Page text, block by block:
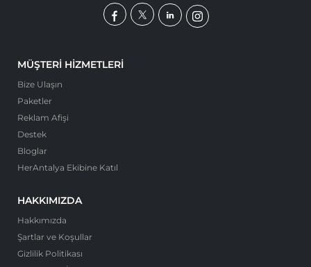
MÜŞTERI HIZMETLERI
Bize Ulaşın
Paketler
Reklam Afişi
Destek
Bloglar
HerAntalya Ekibine Katıl
HAKKIMIZDA
Hakkımızda
Şartlar ve Koşullar
Gizlilik Politikası